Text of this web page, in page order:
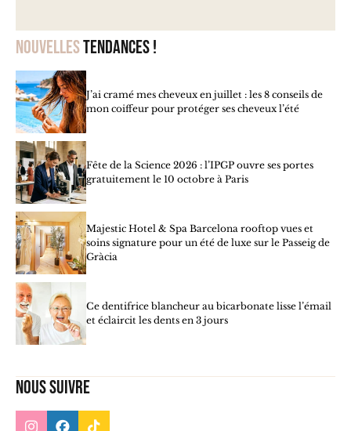
Nouvellestendances !
J’ai cramé mes cheveux en juillet : les 8 conseils de
mon coiffeur pour protéger ses cheveux l’été
Fête de la Science 2026 : l’IPGP ouvre ses portes
gratuitement le 10 octobre à Paris
Majestic Hotel & Spa Barcelona rooftop vues et
soins signature pour un été de luxe sur le Passeig de
Gràcia
Ce dentifrice blancheur au bicarbonate lisse l’émail
et éclaircit les dents en 3 jours
Nous suivre